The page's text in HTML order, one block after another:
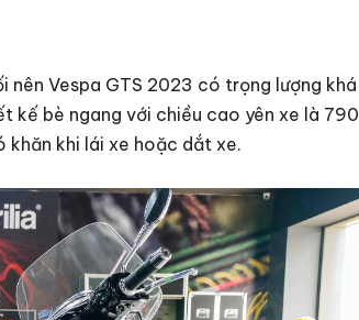
nên Vespa GTS 2023 có trọng lượng khá
kế bè ngang với chiều cao yên xe là 790
khăn khi lái xe hoặc dắt xe.